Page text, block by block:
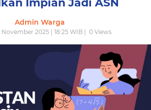
Impian Jadi ASN
Admin Warga
2025 | 18:25 WIB | 0Views